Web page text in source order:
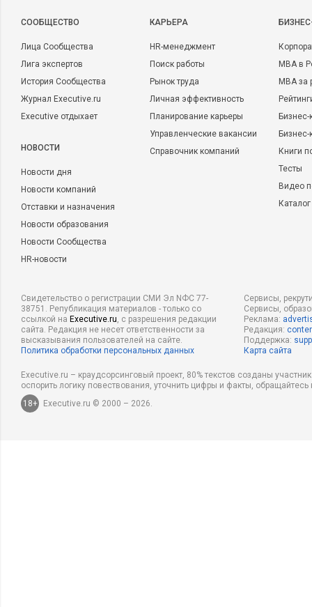
CООБЩЕСТВО
Лица Сообщества
Лига экспертов
История Сообщества
Журнал Executive.ru
Executive отдыхает
НОВОСТИ
Новости дня
Новости компаний
Отставки и назначения
Новости образования
Новости Сообщества
HR-новости
КАРЬЕРА
HR-менеджмент
Поиск работы
Рынок труда
Личная эффективность
Планирование карьеры
Управленческие вакансии
Справочник компаний
MBA в
MBA
Бизнес-
Книги
Тесты
Видео
Свидетельство о регистрации СМИ Эл NФС 77-
38751. Републикация материалов - только со
ссылкой на Executive.ru, с разрешения редакции
сайта. Редакция не несет ответственности за
высказывания пользователей на сайте.
Политика обработки персональных данных
Сервисы,
Сервисы,
Реклама:
Редакция:
Поддержка:
Карта сайта
Executive.ru – краудсорсинговый проект, 80% текстов созданы
оспорить логику повествования, уточнить цифры и факты,
18+
Executive.ru © 2000 – 2026.